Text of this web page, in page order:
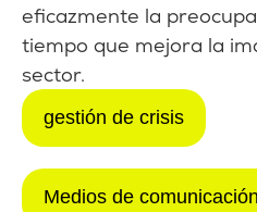
eficazmente la
tiempo que mejora la
sector.
gestión de crisis
Medios de comunicación